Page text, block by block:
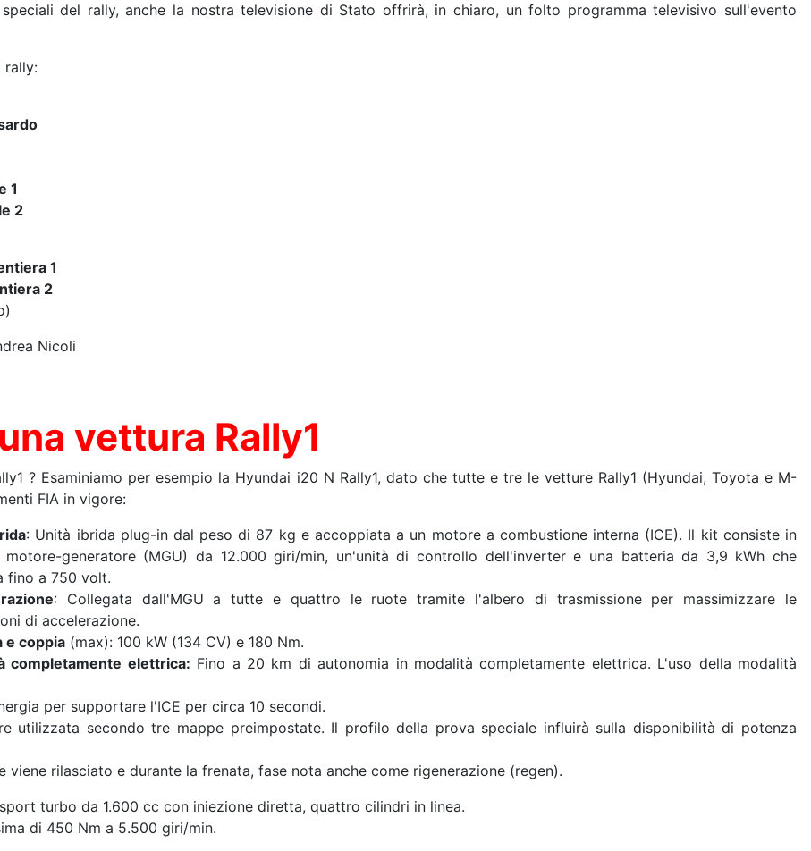
del rally, anche la nostra televisione di Stato offrirà, in chiaro, un folto programma televisivo sull'evento
rally:
1
2
1
2
Nicoli
vettura Rally1
? Esaminiamo per esempio la Hyundai i20 N Rally1, dato che tutte e tre le vetture Rally1 (Hyundai, Toyota e M-
FIA in vigore:
: Unità ibrida plug-in dal peso di 87 kg e accoppiata a un motore a combustione interna (ICE). Il kit consiste in
motore-generatore (MGU) da 12.000 giri/min, un'unità di controllo dell'inverter e una batteria da 3,9 kWh che
fino a 750 volt.
: Collegata dall'MGU a tutte e quattro le ruote tramite l'albero di trasmissione per massimizzare le
di accelerazione.
e coppia (max): 100 kW (134 CV) e 180 Nm.
completamente elettrica: Fino a 20 km di autonomia in modalità completamente elettrica. L'uso della modalità
per supportare l'ICE per circa 10 secondi.
utilizzata secondo tre mappe preimpostate. Il profilo della prova speciale influirà sulla disponibilità di potenza
viene rilasciato e durante la frenata, fase nota anche come rigenerazione (regen).
turbo da 1.600 cc con iniezione diretta, quattro cilindri in linea.
di 450 Nm a 5.500 giri/min.